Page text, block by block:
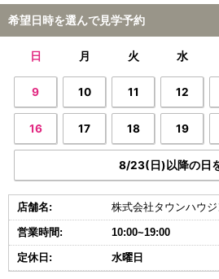
希望日時を選んで見学予約
日 月 火 水
9 10 11 12
16 17 18 19
8/23(日)以降の日
店舗名: 株式会社タウンハウ
営業時間: 10:00~19:00
定休日: 水曜日